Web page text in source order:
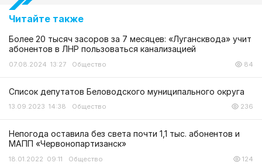
Читайте также
Более 20 тысяч засоров за 7 месяцев: «Лугансквода» учит
абонентов в ЛНР пользоваться канализацией
07.08.2024 13:27 Общество 84
Список депутатов Беловодского муниципального округа
13.09.2023 14:38 Общество 236
Непогода оставила без света почти 1,1 тыс. абонентов и
МАПП «Червонопартизанск»
18.01.2022 09:11 Общество 124